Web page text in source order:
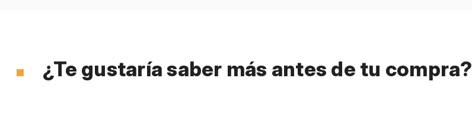
¿Te gustaría saber más antes de tu compra?